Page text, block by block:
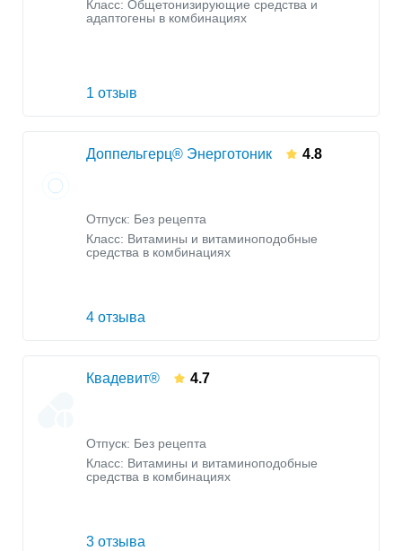
Класс: Общетонизирующие средства и
адаптогены в комбинациях
1 отзыв
Доппельгерц® Энерготоник 4.8
Отпуск: Без рецепта
Класс: Витамины и витаминоподобные
средства в комбинациях
4 отзыва
Квадевит® 4.7
Отпуск: Без рецепта
Класс: Витамины и витаминоподобные
средства в комбинациях
3 отзыва